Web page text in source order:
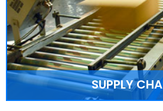
La creación de empresas en
crecimiento, entre enero y
la revista Dinero y
LEER MÁS >
SUPPLY